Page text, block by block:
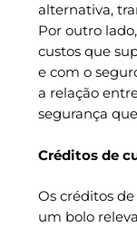
alternativa,
Por outro
custos que
e com o
a relação
segurança
Créditos de
Os créditos
um bolo